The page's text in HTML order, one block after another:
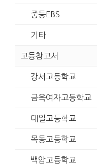
중등EBS
기타
고등참고서
강서고등학교
금옥여자고등학교
대일고등학교
목동고등학교
백암고등학교